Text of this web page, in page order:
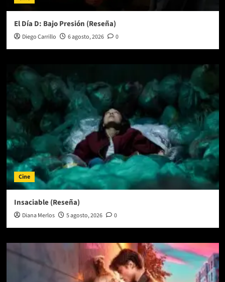
El Día D: Bajo Presión (Reseña)
Diego Carrillo 6 agosto, 2026 0
Cine
Insaciable (Reseña)
Diana Merlos 5 agosto, 2026 0